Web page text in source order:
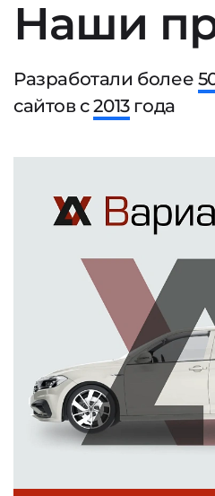
Наши
Разработали более
сайтов с2013года